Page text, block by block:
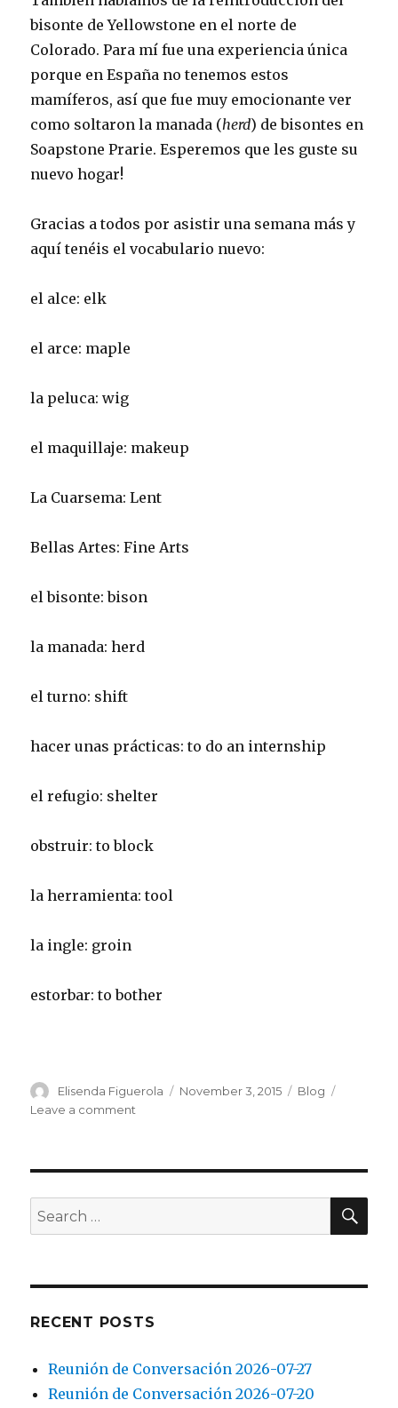
bisonte de Yellowstone en el norte de
Colorado. Para mí fue una experiencia única
porque en España no tenemos estos
mamíferos, así que fue muy emocionante ver
como soltaron la manada (herd) de bisontes en
Soapstone Prarie. Esperemos que les guste su
nuevo hogar!
Gracias a todos por asistir una semana más y
aquí tenéis el vocabulario nuevo:
el alce: elk
el arce: maple
la peluca: wig
el maquillaje: makeup
La Cuarsema: Lent
Bellas Artes: Fine Arts
el bisonte: bison
la manada: herd
el turno: shift
hacer unas prácticas: to do an internship
el refugio: shelter
obstruir: to block
la herramienta: tool
la ingle: groin
estorbar: to bother
Author
Elisenda Figuerola
Posted
November 3, 2015 Categories
Blog
Leave a comment
02
Search
for:
RECENT POSTS
Reunión de Conversación 2026-07-27
Reunión de Conversación 2026-07-20